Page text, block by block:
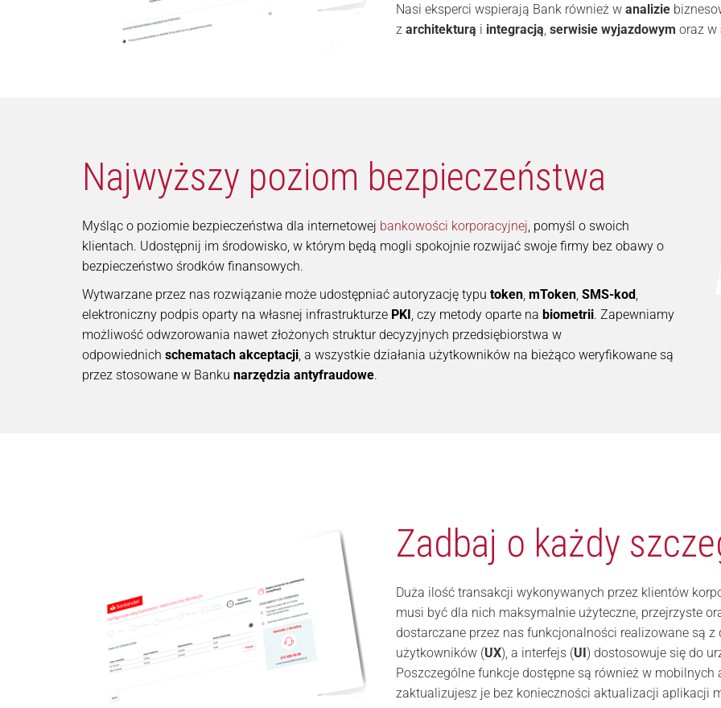
Nasi eksperci wspierają Bank również w analizie
z architekturą i integracją, serwisie wyjazdowym oraz w
Najwyższy poziom bezpieczeństwa
Myśląc o poziomie bezpieczeństwa dla internetowej bankowości korporacyjnej , pomyśl o swoich
klientach. Udostępnij im środowisko, w którym będą mogli spokojnie rozwijać swoje firmy bez obawy o
bezpieczeństwo środków finansowych.
Wytwarzane przez nas rozwiązanie może udostępniać autoryzację typu token mToken SMS-kod
elektroniczny podpis oparty na własnej infrastrukturze PKI , czy metody oparte na biometrii. Zapewniamy
możliwość odwzorowania nawet złożonych struktur decyzyjnych przedsiębiorstwa w
odpowiednich schematach akceptacji , a wszystkie działania użytkowników na bieżąco weryfikowane są
przez stosowane w Banku narzędzia antyfraudowe.
Zadbaj o każdy
Duża ilość transakcji wykonywanych przez klientów
musi być dla nich maksymalnie użyteczne, przejrzyste
dostarczane przez nas funkcjonalności realizowane są
użytkowników (UX), a interfejs (UI) dostosowuje się do
Poszczególne funkcje dostępne są również w
zaktualizujesz je bez konieczności aktualizacji aplikacji